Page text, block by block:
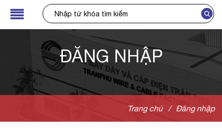
ĐĂNG NHẬP
Trang chủ / Đăng nhập